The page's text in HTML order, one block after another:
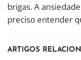
brigas. A
preciso entender
ARTIGOS